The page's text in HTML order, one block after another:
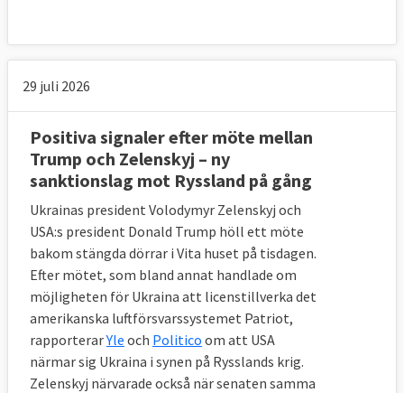
29 juli 2026
Positiva signaler efter möte mellan
Trump och Zelenskyj – ny
sanktionslag mot Ryssland på gång
Ukrainas president Volodymyr Zelenskyj och
USA:s president Donald Trump höll ett möte
bakom stängda dörrar i Vita huset på tisdagen.
Efter mötet, som bland annat handlade om
möjligheten för Ukraina att licenstillverka det
amerikanska luftförsvarssystemet Patriot,
rapporterarYle och Politico om att USA
närmar sig Ukraina i synen på Rysslands krig.
Zelenskyj närvarade också när senaten samma